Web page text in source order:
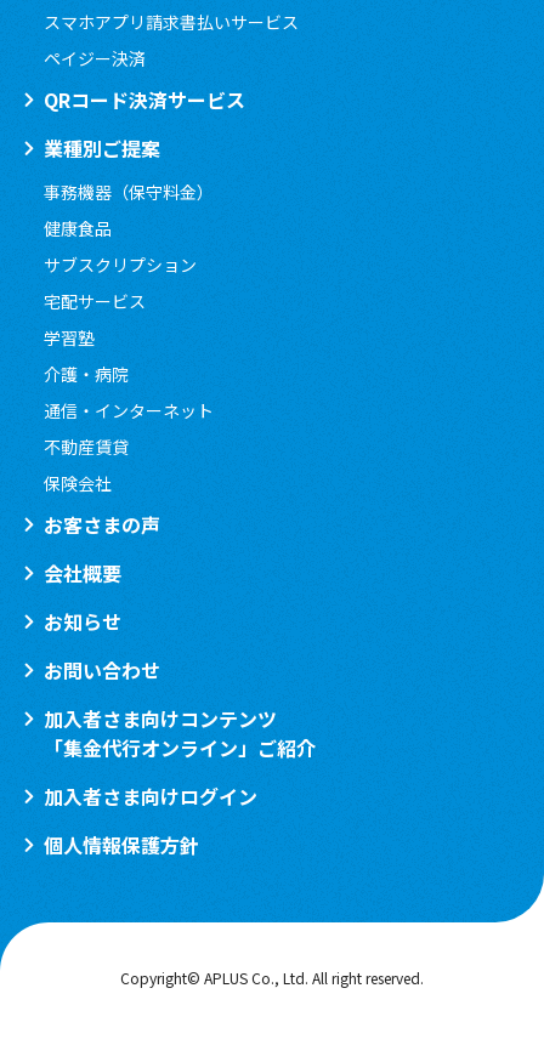
スマホアプリ請求書払いサービス
ペイジー決済
QRコード決済サービス
業種別ご提案
事務機器（保守料金）
健康食品
サブスクリプション
宅配サービス
学習塾
介護・病院
通信・インターネット
不動産賃貸
保険会社
お客さまの声
会社概要
お知らせ
お問い合わせ
加入者さま向けコンテンツ
「集金代行オンライン」ご紹介
加入者さま向けログイン
個人情報保護方針
Copyright© APLUS Co., Ltd. All right reserved.